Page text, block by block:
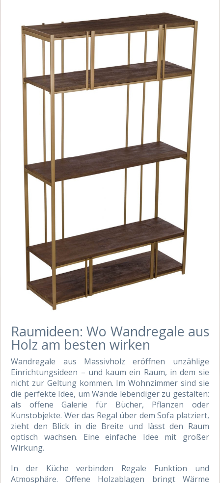
Raumideen: Wo Wandregale aus
Holz am besten wirken
Wandregale aus Massivholz eröffnen unzählige
Einrichtungsideen – und kaum ein Raum, in dem sie
nicht zur Geltung kommen. Im Wohnzimmer sind sie
die perfekte Idee, um Wände lebendiger zu gestalten:
als offene Galerie für Bücher, Pflanzen oder
Kunstobjekte. Wer das Regal über dem Sofa platziert,
zieht den Blick in die Breite und lässt den Raum
optisch wachsen. Eine einfache Idee mit großer
Wirkung.
In der Küche verbinden Regale Funktion und
Atmosphäre. Offene Holzablagen bringt Wärme